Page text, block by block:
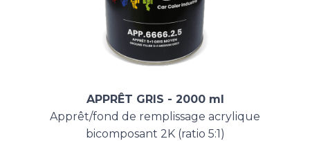
APPRÊT GRIS - 2000 ml
Apprêt/fond de remplissage acrylique
bicomposant 2K (ratio 5:1)